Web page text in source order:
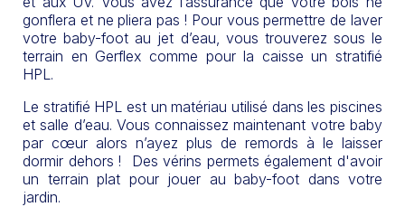
gonflera et ne pliera pas ! Pour vous permettre de laver
votre baby-foot au jet d’eau, vous trouverez sous le
terrain en Gerflex comme pour la caisse un stratifié
HPL.
Le stratifié HPL est un matériau utilisé dans les piscines
et salle d’eau. Vous connaissez maintenant votre baby
par cœur alors n’ayez plus de remords à le laisser
dormir dehors ! Des vérins permets également d'avoir
un terrain plat pour jouer au baby-foot dans votre
jardin.